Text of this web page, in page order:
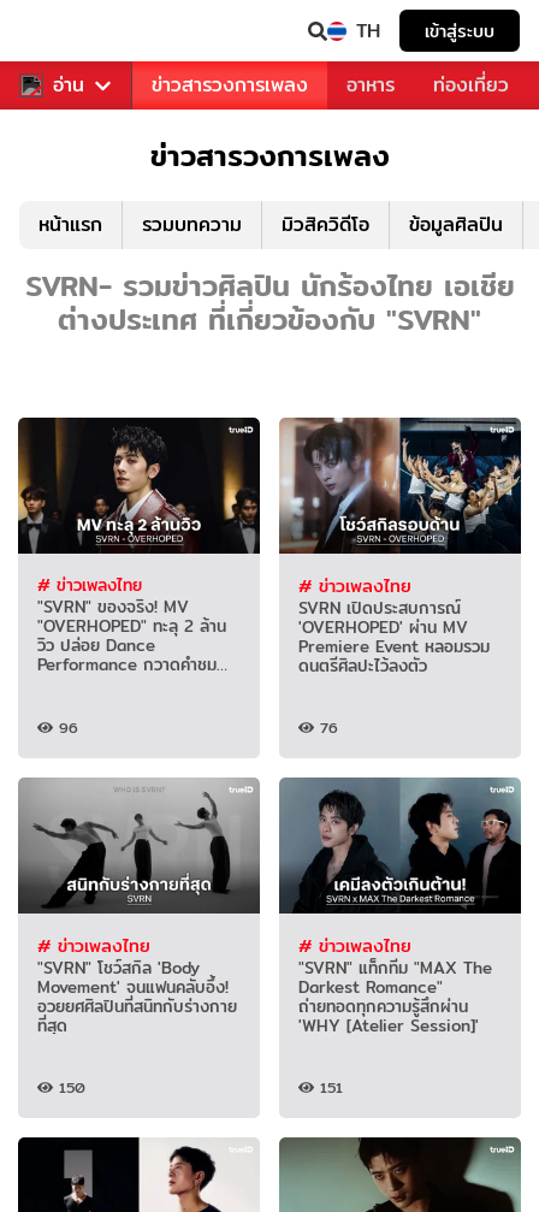
TH เข้าสู่ระบบ
อ่าน
ข่าวบันเทิง ข่าวสารวงการเพลง อาหาร ท่องเที่ยว
ข่าวสารวงการเพลง
หน้าแรก รวมบทความ มิวสิควิดีโอ ข้อมูลศิลปิน
SVRN- รวมข่าวศิลปิน นักร้องไทย เอเชีย
ต่างประเทศ ที่เกี่ยวข้องกับ "SVRN"
# ข่าวเพลงไทย
"SVRN" ของจริง! MV
"OVERHOPED" ทะลุ 2 ล้าน
วิว ปล่อย Dance
Performance กวาดคำชม
96
# ข่าวเพลงไทย
SVRN เปิดประสบการณ์
'OVERHOPED' ผ่าน MV
Premiere Event หลอมรวม
ดนตรีศิลปะไว้ลงตัว
76
# ข่าวเพลงไทย
"SVRN" โชว์สกิล 'Body
Movement' จนแฟนคลับอึ้ง!
อวยยศศิลปินที่สนิทกับร่างกาย
ที่สุด
150
# ข่าวเพลงไทย
"SVRN" แท็กทีม "MAX The
Darkest Romance"
ถ่ายทอดทุกความรู้สึกผ่าน
'WHY [Atelier Session]'
151